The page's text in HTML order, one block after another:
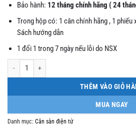
Bảo hành: 12 tháng chính hãng ( 24
Trong hộp có: 1 cân chính hãng , 1 phiếu
Sách hướng dẫn
1 đổi 1 trong 7 ngày nếu lỗi do NSX
Cân sàn điện tử Zemic A12 5 tấn 1m5x1m5 số
THÊM VÀO GIỎ
MUA NGAY
Danh mục: Cân sàn điện tử